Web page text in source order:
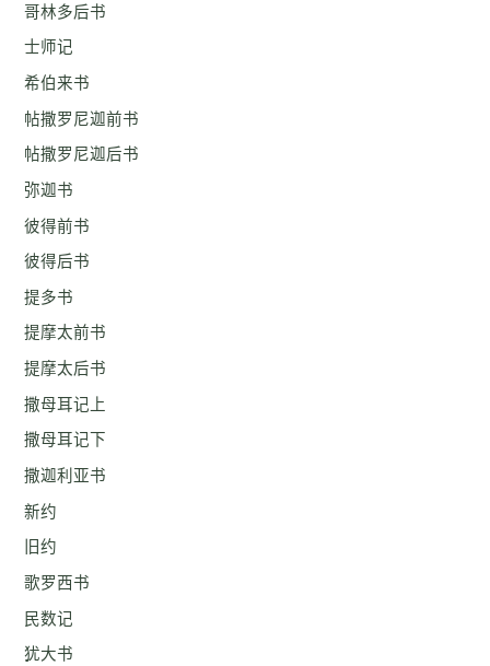
哥林多后书
士师记
希伯来书
帖撒罗尼迦前书
帖撒罗尼迦后书
弥迦书
彼得前书
彼得后书
提多书
提摩太前书
提摩太后书
撒母耳记上
撒母耳记下
撒迦利亚书
新约
旧约
歌罗西书
民数记
犹大书